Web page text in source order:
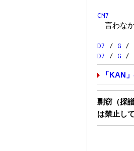
CM7
言わな
D7 / G /
D7
/ G /
「KAN
剽窃（採
は禁止し